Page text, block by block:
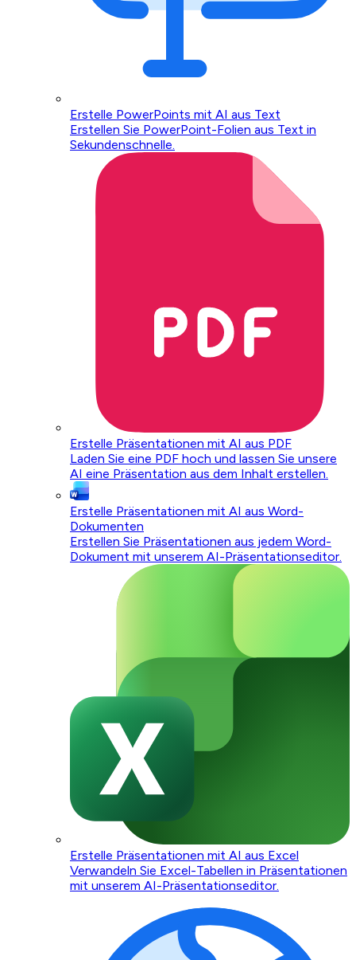
Erstelle PowerPoints mit AI aus Text
Erstellen Sie PowerPoint-Folien aus Text in
Sekundenschnelle.
Erstelle Präsentationen mit AI aus PDF
Laden Sie eine PDF hoch und lassen Sie unsere
AI eine Präsentation aus dem Inhalt erstellen.
Erstelle Präsentationen mit AI aus Word-
Dokumenten
Erstellen Sie Präsentationen aus jedem Word-
Dokument mit unserem AI-Präsentationseditor.
Erstelle Präsentationen mit AI aus Excel
Verwandeln Sie Excel-Tabellen in Präsentationen
mit unserem AI-Präsentationseditor.